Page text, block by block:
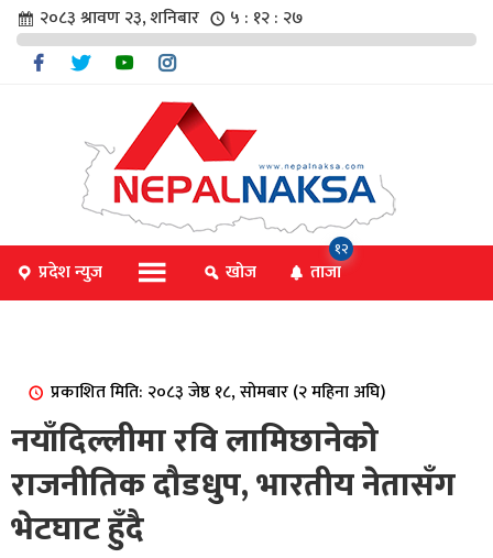
२०८३ श्रावण २३, शनिबार ५ : १२ : २८
प्रदेश न्युज खोज ताजा
१२
प्रकाशित मिति: २०८३ जेष्ठ १८, सोमबार (२ महिना अघि)
नयाँदिल्लीमा रवि लामिछानेको
राजनीतिक दौडधुप, भारतीय नेतासँग
भेटघाट हुँदै